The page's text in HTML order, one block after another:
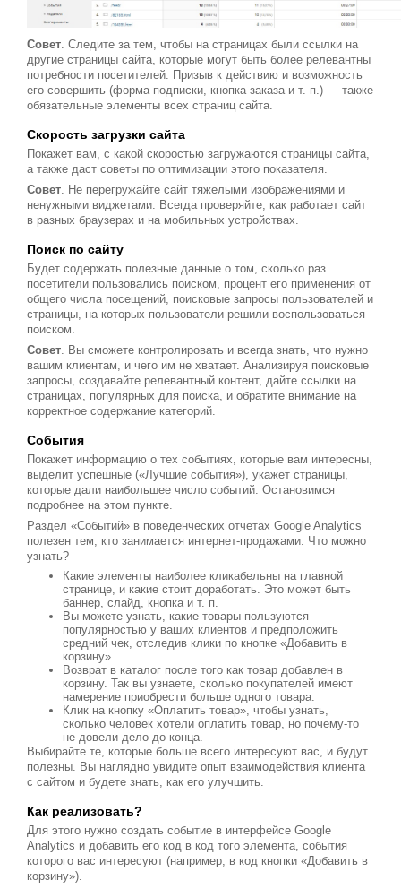
Совет. Следите за тем, чтобы на страницах были ссылки на
другие страницы сайта, которые могут быть более релевантны
потребности посетителей. Призыв к действию и возможность
его совершить (форма подписки, кнопка заказа и т. п.) — также
обязательные элементы всех страниц сайта.
Скорость загрузки сайта
Покажет вам, с какой скоростью загружаются страницы сайта,
а также даст советы по оптимизации этого показателя.
Совет. Не перегружайте сайт тяжелыми изображениями и
ненужными виджетами. Всегда проверяйте, как работает сайт
в разных браузерах и на мобильных устройствах.
Поиск по сайту
Будет содержать полезные данные о том, сколько раз
посетители пользовались поиском, процент его применения от
общего числа посещений, поисковые запросы пользователей и
страницы, на которых пользователи решили воспользоваться
поиском.
Совет. Вы сможете контролировать и всегда знать, что нужно
вашим клиентам, и чего им не хватает. Анализируя поисковые
запросы, создавайте релевантный контент, дайте ссылки на
страницах, популярных для поиска, и обратите внимание на
корректное содержание категорий.
События
Покажет информацию о тех событиях, которые вам интересны,
выделит успешные («Лучшие события»), укажет страницы,
которые дали наибольшее число событий. Остановимся
подробнее на этом пункте.
Раздел «Событий» в поведенческих отчетах Google Analytics
полезен тем, кто занимается интернет-продажами. Что можно
узнать?
Какие элементы наиболее кликабельны на главной
странице, и какие стоит доработать. Это может быть
баннер, слайд, кнопка и т. п.
Вы можете узнать, какие товары пользуются
популярностью у ваших клиентов и предположить
средний чек, отследив клики по кнопке «Добавить в
корзину».
Возврат в каталог после того как товар добавлен в
корзину. Так вы узнаете, сколько покупателей имеют
намерение приобрести больше одного товара.
Клик на кнопку «Оплатить товар», чтобы узнать,
сколько человек хотели оплатить товар, но почему-то
не довели дело до конца.
Выбирайте те, которые больше всего интересуют вас, и будут
полезны. Вы наглядно увидите опыт взаимодействия клиента
с сайтом и будете знать, как его улучшить.
Как реализовать?
Для этого нужно создать событие в интерфейсе Google
Analytics и добавить его код в код того элемента, события
которого вас интересуют (например, в код кнопки «Добавить в
корзину»).